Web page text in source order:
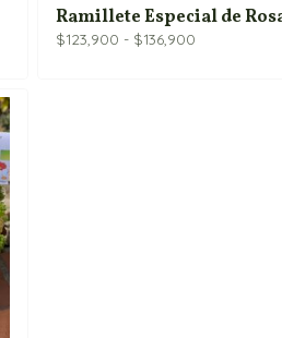
Ramillete Especial de
$123,900 - $136,900